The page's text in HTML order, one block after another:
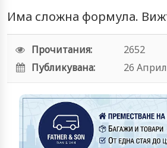
Има сложна формула.
Прочитания:
2652
Публикувана:
26